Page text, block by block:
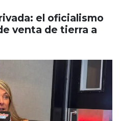
el oficialismo
venta de tierra a